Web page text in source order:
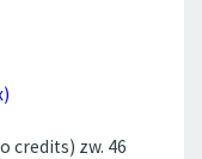
credits) zw. 46